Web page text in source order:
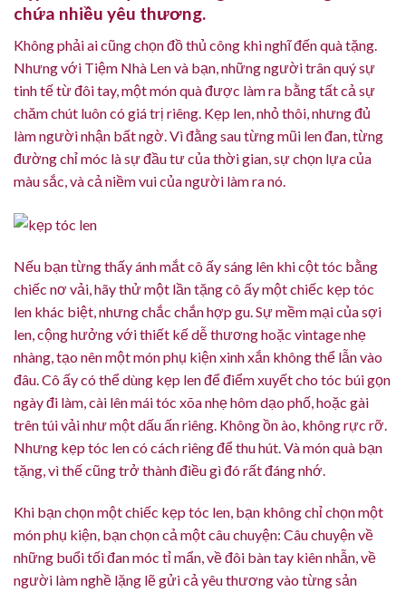
chứa nhiều yêu thương.
Không phải ai cũng chọn đồ thủ công khi nghĩ đến quà tặng.
Nhưng với Tiệm Nhà Len và bạn, những người trân quý sự
tinh tế từ đôi tay, một món quà được làm ra bằng tất cả sự
chăm chút luôn có giá trị riêng. Kẹp len, nhỏ thôi, nhưng đủ
làm người nhận bất ngờ. Vì đằng sau từng mũi len đan, từng
đường chỉ móc là sự đầu tư của thời gian, sự chọn lựa của
màu sắc, và cả niềm vui của người làm ra nó.
Nếu bạn từng thấy ánh mắt cô ấy sáng lên khi cột tóc bằng
chiếc nơ vải, hãy thử một lần tặng cô ấy một chiếc kẹp tóc
len khác biệt, nhưng chắc chắn hợp gu. Sự mềm mại của sợi
len, cộng hưởng với thiết kế dễ thương hoặc vintage nhẹ
nhàng, tạo nên một món phụ kiện xinh xắn không thể lẫn vào
đâu. Cô ấy có thể dùng kẹp len để điểm xuyết cho tóc búi gọn
ngày đi làm, cài lên mái tóc xõa nhẹ hôm dạo phố, hoặc gài
trên túi vải như một dấu ấn riêng. Không ồn ào, không rực rỡ.
Nhưng kẹp tóc len có cách riêng để thu hút. Và món quà bạn
tặng, vì thế cũng trở thành điều gì đó rất đáng nhớ.
Khi bạn chọn một chiếc kẹp tóc len, bạn không chỉ chọn một
món phụ kiện, bạn chọn cả một câu chuyện: Câu chuyện về
những buổi tối đan móc tỉ mẩn, về đôi bàn tay kiên nhẫn, về
người làm nghề lặng lẽ gửi cả yêu thương vào từng sản